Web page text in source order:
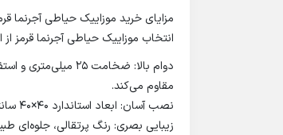
مزایای خرید موزاییک حیاطی آجرنما
انتخاب موزاییک حیاطی آجرنما قرمز
مقاوم می‌کند.
نصب آسان: ابعاد استاندارد 40×40 سانتی‌متر، نصب سریع و کم‌هزینه را تضمین می‌کند.
زیبایی بصری: رنگ پرتقالی،